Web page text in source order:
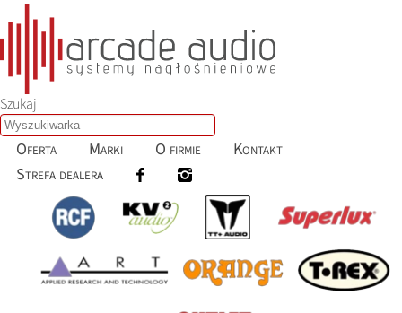
Szukaj
Oferta Marki O firmie
Kontakt
Strefa dealera